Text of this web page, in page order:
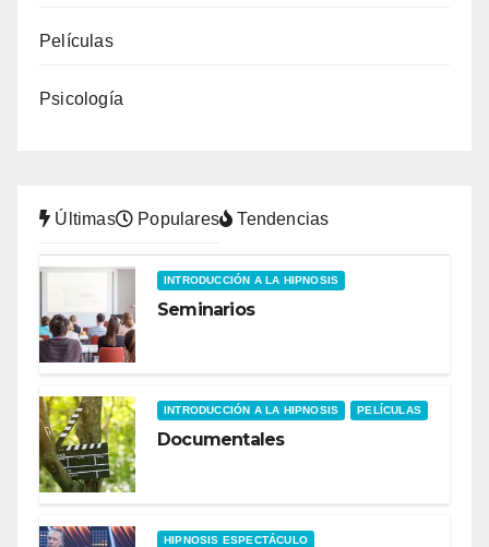
Películas
Psicología
Últimas Populares Tendencias
INTRODUCCIÓN A LA HIPNOSIS
Seminarios
INTRODUCCIÓN A LA HIPNOSIS PELÍCULAS
Documentales
HIPNOSIS ESPECTÁCULO